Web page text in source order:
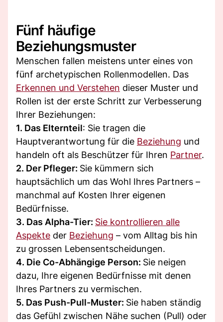
Fünf häufige
Beziehungsmuster
Menschen fallen meistens unter eines von
fünf archetypischen Rollenmodellen. Das
Erkennen und Verstehen dieser Muster und
Rollen ist der erste Schritt zur Verbesserung
Ihrer Beziehungen:
1. Das Elternteil: Sie tragen die
Hauptverantwortung für die Beziehung und
handeln oft als Beschützer für Ihren Partner.
2. Der Pfleger: Sie kümmern sich
hauptsächlich um das Wohl Ihres Partners –
manchmal auf Kosten Ihrer eigenen
Bedürfnisse.
3. Das Alpha-Tier: Sie kontrollieren alle
Aspekte der Beziehung – vom Alltag bis hin
zu grossen Lebensentscheidungen.
4. Die Co-Abhängige Person: Sie neigen
dazu, Ihre eigenen Bedürfnisse mit denen
Ihres Partners zu vermischen.
5. Das Push-Pull-Muster: Sie haben ständig
das Gefühl zwischen Nähe suchen (Pull) oder